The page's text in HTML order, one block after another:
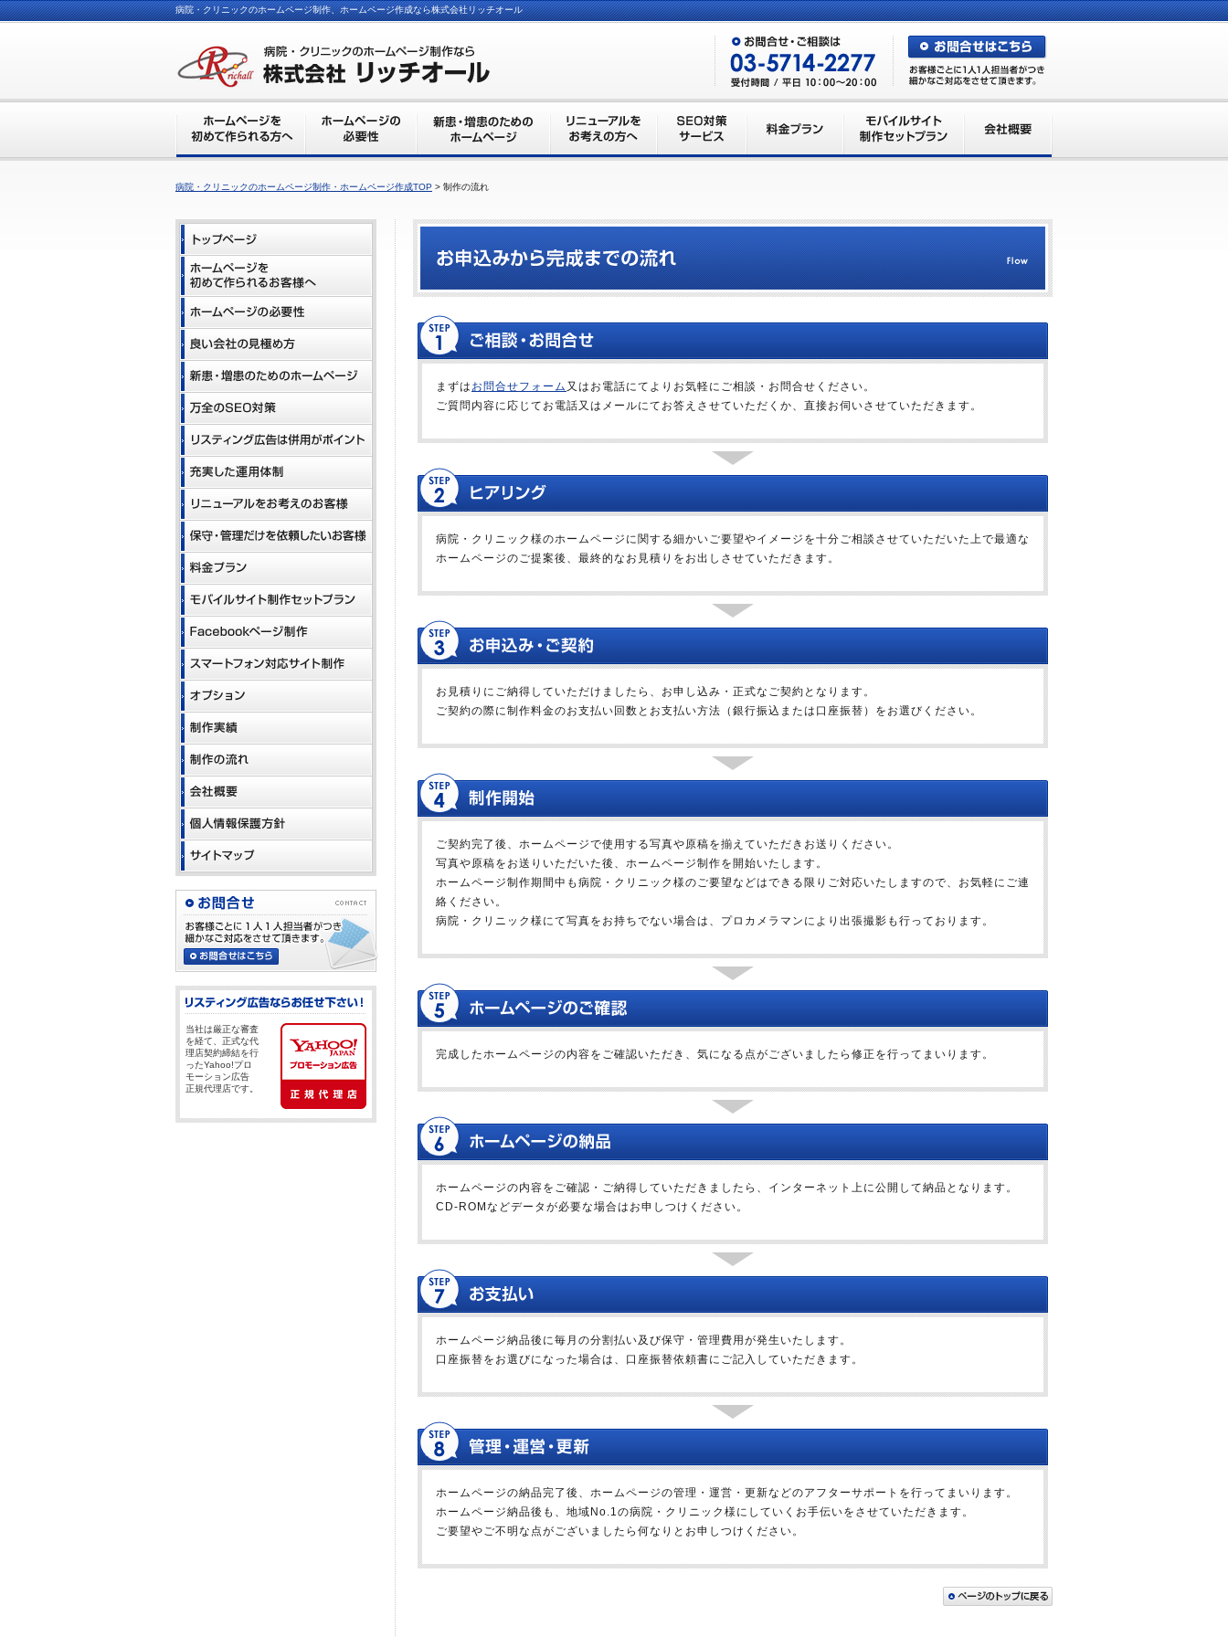
病院・クリニックのホームページ制作、ホームページ作成なら株式会社リッチオール
病院・クリニックのホームページ制作・ホームページ作成TOP > 制作の流れ
まずは お問合せフォーム 又はお電話にてよりお気軽にご相談・お問合せください。
ご質問内容に応じてお電話又はメールにてお答えさせていただくか、直接お伺いさせていただきます。
病院・クリニック様のホームページに関する細かいご要望やイメージを十分ご相談させていただいた上で最適な
ホームページのご提案後、最終的なお見積りをお出しさせていただきます。
お見積りにご納得していただけましたら、お申し込み・正式なご契約となります。
ご契約の際に制作料金のお支払い回数とお支払い方法（銀行振込または口座振替）をお選びください。
ご契約完了後、ホームページで使用する写真や原稿を揃えていただきお送りください。
写真や原稿をお送りいただいた後、ホームページ制作を開始いたします。
ホームページ制作期間中も病院・クリニック様のご要望などはできる限りご対応いたしますので、お気軽にご連
絡ください。
病院・クリニック様にて写真をお持ちでない場合は、プロカメラマンにより出張撮影も行っております。
完成したホームページの内容をご確認いただき、気になる点がございましたら修正を行ってまいります。
ホームページの内容をご確認・ご納得していただきましたら、インターネット上に公開して納品となります。
CD-ROMなどデータが必要な場合はお申しつけください。
ホームページ納品後に毎月の分割払い及び保守・管理費用が発生いたします。
口座振替をお選びになった場合は、口座振替依頼書にご記入していただきます。
ホームページの納品完了後、ホームページの管理・運営・更新などのアフターサポートを行ってまいります。
ホームページ納品後も、地域No.1の病院・クリニック様にしていくお手伝いをさせていただきます。
ご要望やご不明な点がございましたら何なりとお申しつけください。
当社は厳正な審査
を経て、正式な代
理店契約締結を行
ったYahoo!プロ
モーション広告
正規代理店です。